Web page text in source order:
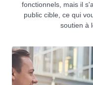
fonctionnels, mais il
public cible, ce qui
soutien à